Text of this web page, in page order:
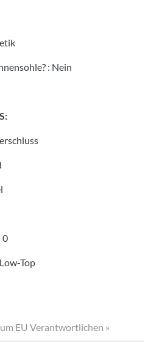
: Nein
0
Low-Top
EU Verantwortlichen »